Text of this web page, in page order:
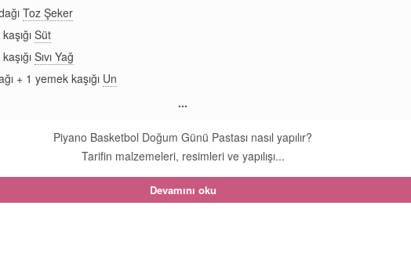
Toz Şeker
Süt
Sıvı Yağ
+ 1 yemek kaşığı Un
...
Piyano Basketbol Doğum Günü Pastası nasıl yapılır?
Tarifin malzemeleri, resimleri ve yapılışı...
Devamını oku